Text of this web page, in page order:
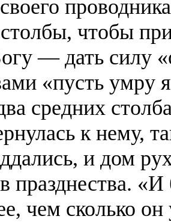
чтобы
— дать силу
«пусть умру
средних
к нему,
и дом
празднества.
чем сколько